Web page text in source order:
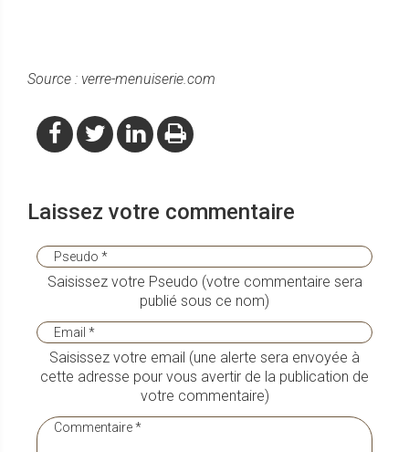
Source : verre-menuiserie.com
Laissez votre commentaire
Saisissez votre Pseudo (votre commentaire sera
publié sous ce nom)
Saisissez votre email (une alerte sera envoyée à
cette adresse pour vous avertir de la publication de
votre commentaire)